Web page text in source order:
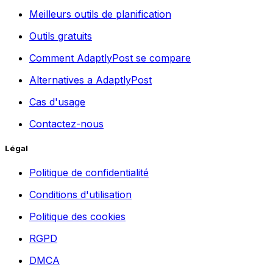
Meilleurs outils de planification
Outils gratuits
Comment AdaptlyPost se compare
Alternatives a AdaptlyPost
Cas d'usage
Contactez-nous
Légal
Politique de confidentialité
Conditions d'utilisation
Politique des cookies
RGPD
DMCA